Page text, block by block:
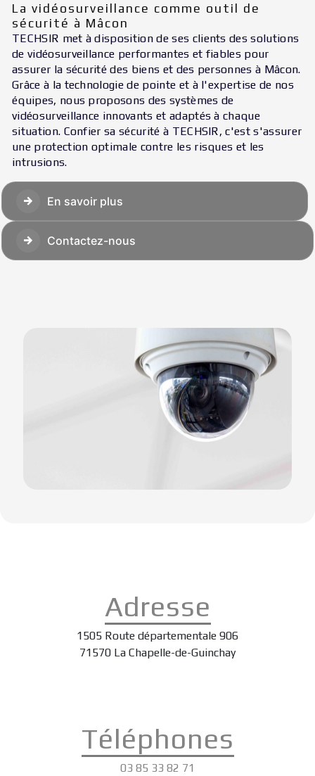
La vidéosurveillance comme outil de
sécurité à Mâcon
TECHSIR met à disposition de ses clients des solutions
de vidéosurveillance performantes et fiables pour
assurer la sécurité des biens et des personnes à Mâcon.
Grâce à la technologie de pointe et à l'expertise de nos
équipes, nous proposons des systèmes de
vidéosurveillance innovants et adaptés à chaque
situation. Confier sa sécurité à TECHSIR, c'est s'assurer
une protection optimale contre les risques et les
intrusions.
En savoir plus
Contactez-nous
Adresse
1505 Route départementale 906
71570 La Chapelle-de-Guinchay
Téléphones
03 85 33 82 71